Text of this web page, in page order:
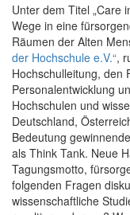
Unter dem Titel „Care
Wege in eine
Räumen der Alten
der Hochschule e.V.“,
Hochschulleitung, den
Personalentwicklung
Hochschulen und
Deutschland,
Bedeutung
als Think Tank. Neue
Tagungsmotto,
folgenden Fragen
wissenschaftliche